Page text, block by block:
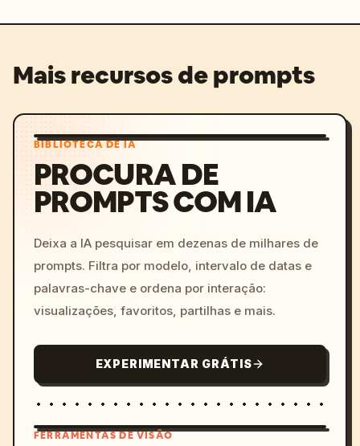
Mais recursos de prompts
BIBLIOTECA DE IA
PROCURA DE
PROMPTS COM IA
Deixa a IA pesquisar em dezenas de milhares de
prompts. Filtra por modelo, intervalo de datas e
palavras-chave e ordena por interação:
visualizações, favoritos, partilhas e mais.
EXPERIMENTAR GRÁTIS
FERRAMENTAS DE VISÃO